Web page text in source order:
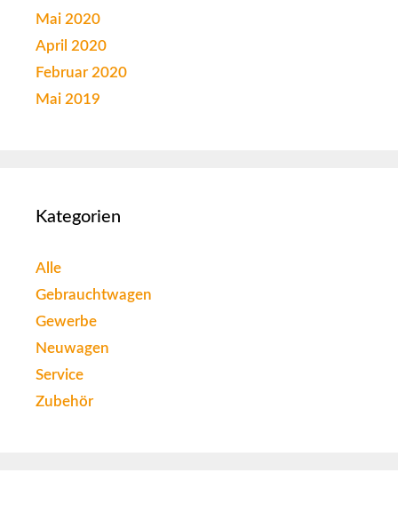
Mai 2020
April 2020
Februar 2020
Mai 2019
Kategorien
Alle
Gebrauchtwagen
Gewerbe
Neuwagen
Service
Zubehör